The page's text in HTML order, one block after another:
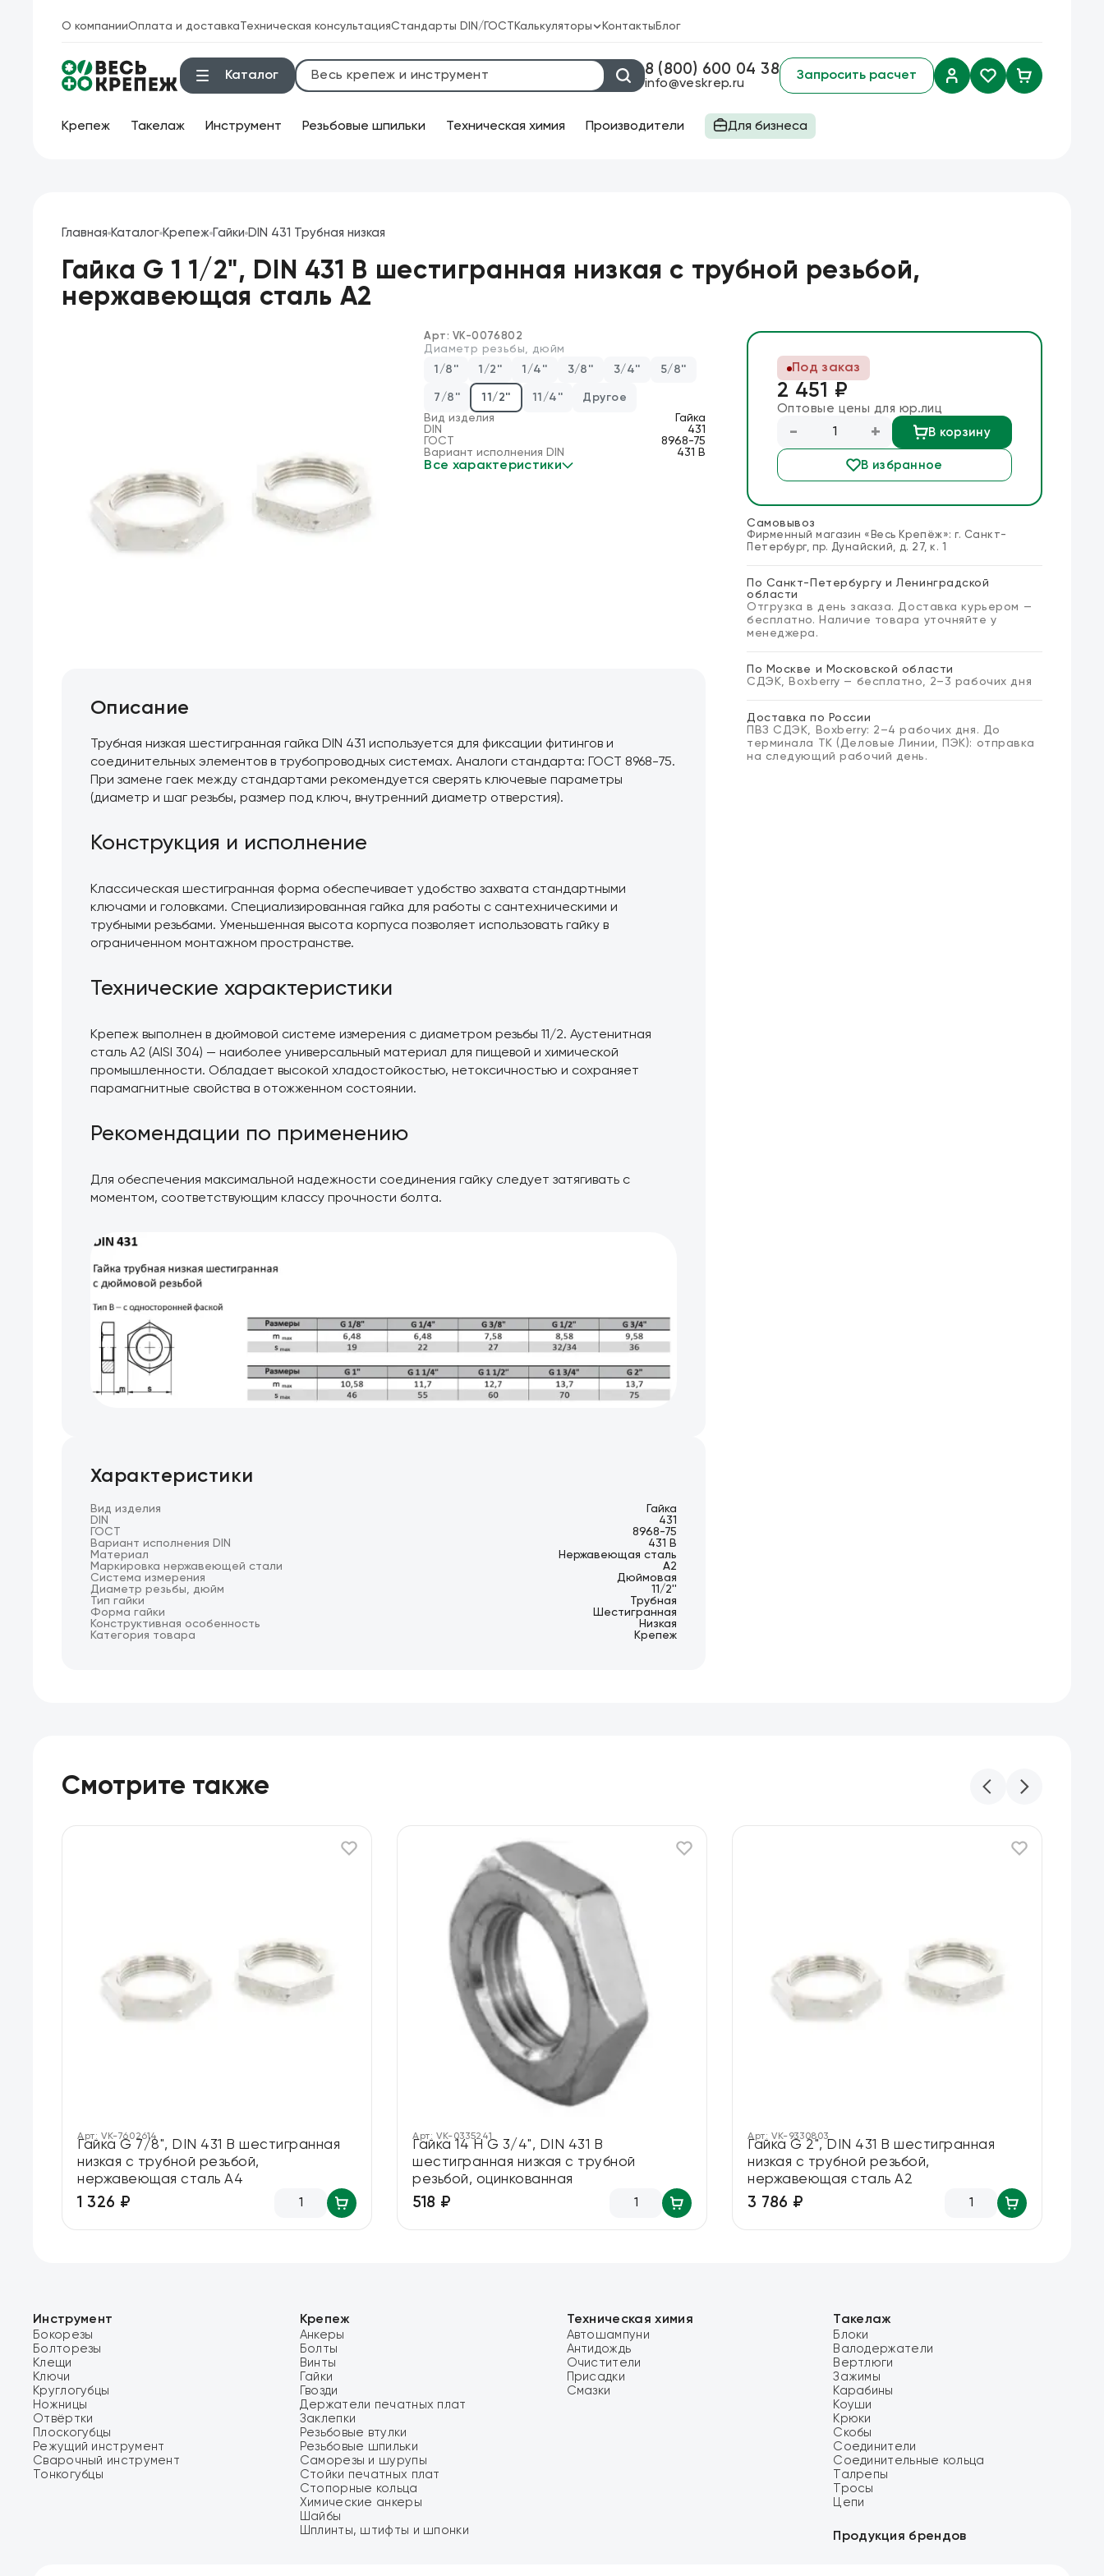
О компанииОплата и доставкаТехническая консультацияСтандарты DIN/ГОСТ Калькуляторы
Калькулятор веса крепежа
Калькулятор химических анкеров
Контакты Блог
Каталог 8 (800) 600 04 38
info@veskrep.ru
Запросить расчет
Крепеж Такелаж Инструмент Резьбовые шпильки Техническая химия Производители Для бизнеса
Крепеж
Техническая химия
Такелаж
Клещи
Сварочный инструмент
Главная Каталог Крепеж Гайки DIN 431 Трубная низкая
Гайка G 1 1/2", DIN 431 B шестигранная низкая с трубной резьбой,
нержавеющая сталь А2
Арт: VK-0076802
Диаметр резьбы, дюйм
1/8''
1/2'' 1/4'' 3/8'' 3/4'' 5/8''
7/8'' 11/2'' 11/4''
Другое
Вид изделия
Гайка
DIN
431
ГОСТ
8968-75
Вариант исполнения DIN
431 B
Все характеристики
Описание
Трубная низкая шестигранная гайка DIN 431 используется для фиксации фитингов и
соединительных элементов в трубопроводных системах. Аналоги стандарта: ГОСТ 8968-75.
При замене гаек между стандартами рекомендуется сверять ключевые параметры
(диаметр и шаг резьбы, размер под ключ, внутренний диаметр отверстия).
Конструкция и исполнение
Классическая шестигранная форма обеспечивает удобство захвата стандартными
ключами и головками. Специализированная гайка для работы с сантехническими и
трубными резьбами. Уменьшенная высота корпуса позволяет использовать гайку в
ограниченном монтажном пространстве.
Технические характеристики
Крепеж выполнен в дюймовой системе измерения с диаметром резьбы 11/2. Аустенитная
сталь А2 (AISI 304) — наиболее универсальный материал для пищевой и химической
промышленности. Обладает высокой хладостойкостью, нетоксичностью и сохраняет
парамагнитные свойства в отожженном состоянии.
Рекомендации по применению
Для обеспечения максимальной надежности соединения гайку следует затягивать с
моментом, соответствующим классу прочности болта.
Характеристики
Вид изделия
Гайка
DIN
431
ГОСТ
8968-75
Вариант исполнения DIN
431 B
Материал
Нержавеющая сталь
Маркировка нержавеющей стали
А2
Система измерения
Дюймовая
Диаметр резьбы, дюйм
11/2''
Тип гайки
Трубная
Форма гайки
Шестигранная
Конструктивная особенность
Низкая
Категория товара
Крепеж
Под заказ
2 451 ₽
Оптовые цены для юр.лиц
- + В корзину
В избранное
Самовывоз
Фирменный магазин «Весь Крепёж»: г. Санкт-
Петербург, пр. Дунайский, д. 27, к. 1
По Санкт-Петербургу и Ленинградской
области
Отгрузка в день заказа. Доставка курьером —
бесплатно. Наличие товара уточняйте у
менеджера.
По Москве и Московской области
СДЭК, Boxberry — бесплатно, 2–3 рабочих дня
Доставка по России
ПВЗ СДЭК, Boxberry: 2–4 рабочих дня. До
терминала ТК (Деловые Линии, ПЭК): отправка
на следующий рабочий день.
Смотрите также
Арт:VK-7602614
Гайка G 7/8", DIN 431 B шестигранная
низкая с трубной резьбой,
нержавеющая сталь А4
1 326 ₽
Арт:VK-0335241
Гайка 14 H G 3/4", DIN 431 B
шестигранная низкая с трубной
резьбой, оцинкованная
518 ₽
Арт:VK-9330803
Гайка G 2", DIN 431 B шестигранная
низкая с трубной резьбой,
нержавеющая сталь А2
3 786 ₽
Инструмент
Бокорезы
Болторезы
Клещи
Ключи
Круглогубцы
Ножницы
Отвёртки
Плоскогубцы
Режущий инструмент
Сварочный инструмент
Тонкогубцы
Крепеж
Анкеры
Болты
Винты
Гайки
Гвозди
Держатели печатных плат
Заклепки
Резьбовые втулки
Резьбовые шпильки
Саморезы и шурупы
Стойки печатных плат
Стопорные кольца
Химические анкеры
Шайбы
Шплинты, штифты и шпонки
Техническая химия
Автошампуни
Антидождь
Очистители
Присадки
Смазки
Такелаж
Блоки
Валодержатели
Вертлюги
Зажимы
Карабины
Коуши
Крюки
Скобы
Соединители
Соединительные кольца
Талрепы
Тросы
Цепи
Продукция брендов